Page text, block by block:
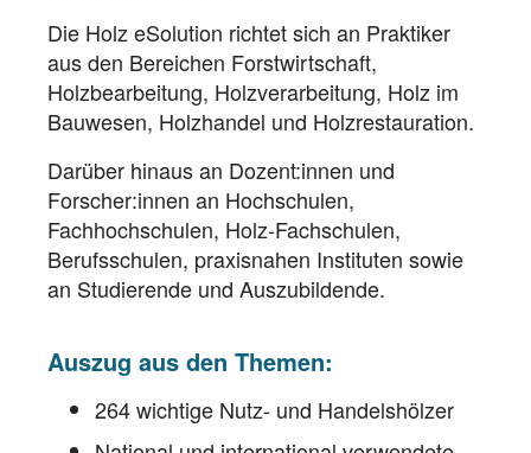
Die Holz eSolution richtet sich an Praktiker
aus den Bereichen Forstwirtschaft,
Holzbearbeitung, Holzverarbeitung, Holz im
Bauwesen, Holzhandel und Holzrestauration.
Darüber hinaus an Dozent:innen und
Forscher:innen an Hochschulen,
Fachhochschulen, Holz-Fachschulen,
Berufsschulen, praxisnahen Instituten sowie
an Studierende und Auszubildende.
Auszug aus den Themen:
264 wichtige Nutz- und Handelshölzer